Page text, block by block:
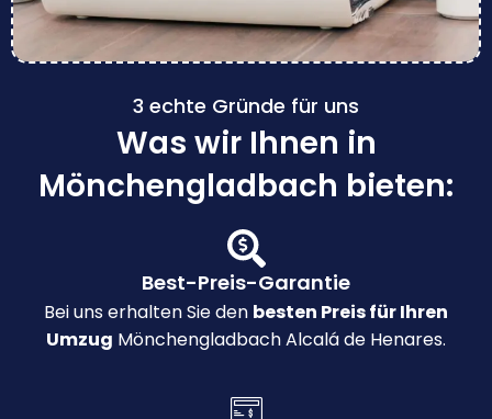
3 echte Gründe für uns
Was wir Ihnen in
Mönchengladbach bieten:
Best-Preis-Garantie
Bei uns erhalten Sie den besten Preis für Ihren
Umzug Mönchengladbach Alcalá de Henares.